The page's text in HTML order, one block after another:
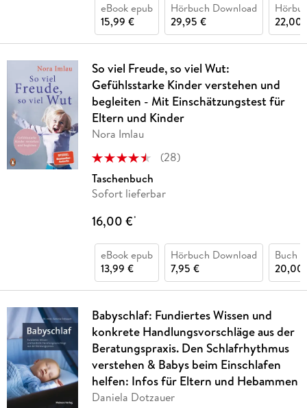
eBook epub
15,99 €
Hörbuch Download
29,95 €
22,00
So viel Freude, so viel Wut:
Gefühlsstarke Kinder verstehen und
begleiten - Mit Einschätzungstest für
Eltern und Kinder
Nora Imlau
(28)
Taschenbuch
Sofort lieferbar
16,00 €*
eBook epub
13,99 €
Hörbuch Download
7,95 €
Buch
20,00
Babyschlaf: Fundiertes Wissen und
konkrete Handlungsvorschläge aus der
Beratungspraxis. Den Schlafrhythmus
verstehen & Babys beim Einschlafen
helfen: Infos für Eltern und Hebammen
Daniela Dotzauer